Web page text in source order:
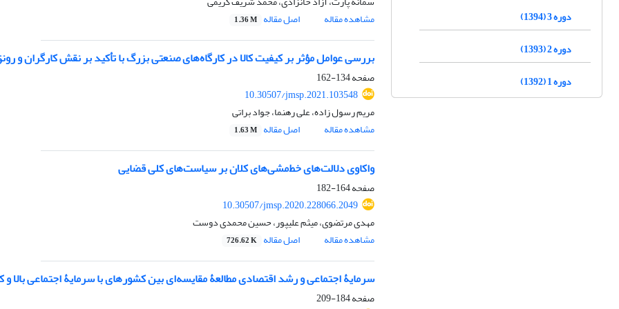
مشاهده مقاله
اصل مقاله 1.36 M
بررسی عوامل مؤثر بر کیفیت کالا در کارگاه‌های صنعتی بزرگ با تأکید بر نقش کارگران و
صفحه134-162
10.30507/jmsp.2021.103548
مریم رسول زاده، علی رهنما، جواد براتی
مشاهده مقاله
اصل مقاله 1.63 M
واکاوی دلالت‌های خط‌مشی‌های کلان بر سیاست‌های کلی قضایی
صفحه164-182
10.30507/jmsp.2020.228066.2049
مهدی مرتضوی، میثم علیپور، حسین محمدی دوست
مشاهده مقاله
اصل مقاله 726.62 K
سرمایۀ اجتماعی و رشد اقتصادی مطالعۀ مقایسه‌ای بین کشورهای با سرمایۀ اجتماعی بالا
صفحه184-209
دوره 3 (1394)
دوره 2 (1393)
دوره 1 (1392)